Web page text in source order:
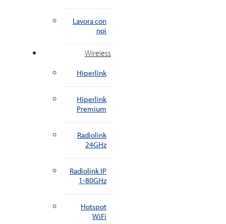
Lavora con
noi
Wireless
Hiperlink
Hiperlink
Premium
Radiolink
24GHz
Radiolink IP
1-80GHz
Hotspot
WiFi